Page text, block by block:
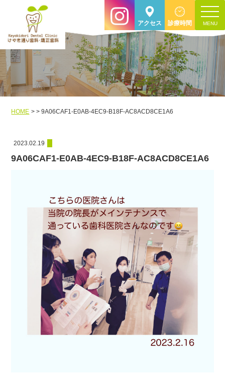
アクセス 診療時間
toggle
HOME 9A06CAF1-E0AB-4EC9-B18F-AC8ACD8CE1A6
2023.02.19
9A06CAF1-E0AB-4EC9-B18F-AC8ACD8CE1A6